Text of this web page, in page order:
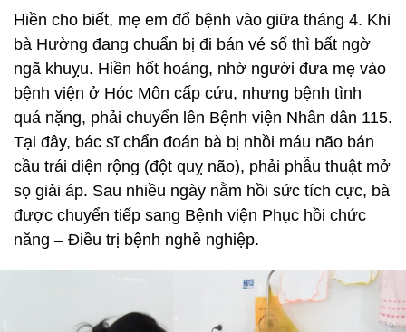
Hiền cho biết, mẹ em đổ bệnh vào giữa tháng 4. Khi
bà Hường đang chuẩn bị đi bán vé số thì bất ngờ
ngã khuỵu. Hiền hốt hoảng, nhờ người đưa mẹ vào
bệnh viện ở Hóc Môn cấp cứu, nhưng bệnh tình
quá nặng, phải chuyển lên Bệnh viện Nhân dân 115.
Tại đây, bác sĩ chẩn đoán bà bị nhồi máu não bán
cầu trái diện rộng (đột quỵ não), phải phẫu thuật mở
sọ giải áp. Sau nhiều ngày nằm hồi sức tích cực, bà
được chuyển tiếp sang Bệnh viện Phục hồi chức
năng – Điều trị bệnh nghề nghiệp.